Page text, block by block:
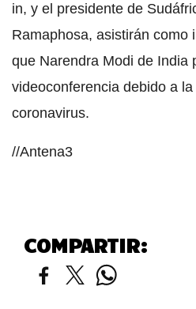
in, y el presidente de
Ramaphosa, asistirán como
que Narendra Modi de India
videoconferencia debido a la
coronavirus.
//Antena3
COMPARTIR: